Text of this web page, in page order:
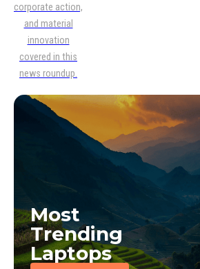
corporate action,
and material
innovation
covered in this
news roundup.
Most
Trending
Laptops